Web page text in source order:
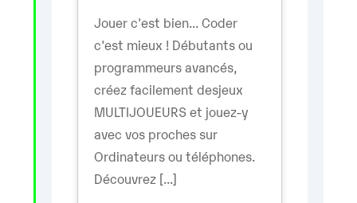
Jouer c'est bien... Coder
c'est mieux ! Débutants ou
programmeurs avancés,
créez facilement desjeux
MULTIJOUEURS et jouez-y
avec vos proches sur
Ordinateurs ou téléphones.
Découvrez [...]